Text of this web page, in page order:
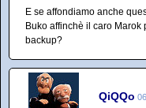
E se affondiamo anche
Buko affinchè il caro
backup?
QiQQo